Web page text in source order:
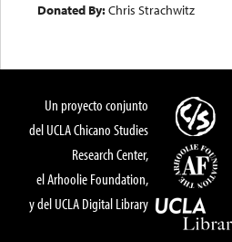
Donated By:Chris Strachwitz
Un proyecto conjunto
del UCLA Chicano Studies
Research Center,
el Arhoolie Foundation,
y del UCLA Digital Library